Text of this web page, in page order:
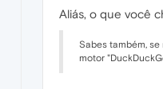
Aliás, o que você
Sabes também,
motor